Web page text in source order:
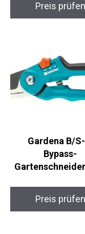
Preis prüfen
Gardena B/
Bypass-
Preis prüfen